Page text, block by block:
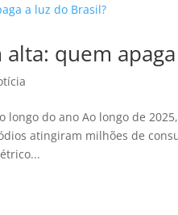
quem
longo do ano Ao longo de
atingiram milhões de